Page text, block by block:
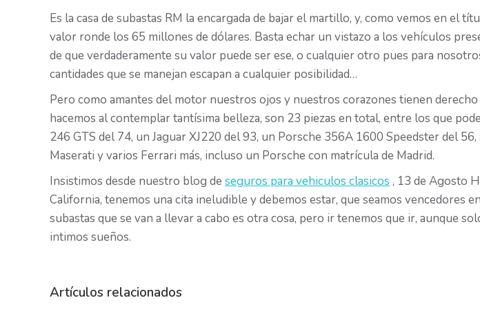
Es la casa de subastas RM la encargada de bajar el martillo, y, como vemos en el
valor ronde los 65 millones de dólares. Basta echar un vistazo a los vehículos
de que verdaderamente su valor puede ser ese, o cualquier otro pues para
cantidades que se manejan escapan a cualquier posibilidad…
Pero como amantes del motor nuestros ojos y nuestros corazones tienen derecho
hacemos al contemplar tantísima belleza, son 23 piezas en total, entre los que
246 GTS del 74, un Jaguar XJ220 del 93, un Porsche 356A 1600 Speedster del
Maserati y varios Ferrari más, incluso un Porsche con matrícula de Madrid.
Insistimos desde nuestro blog de seguros para vehiculos clasicos , 13 de Agosto
California, tenemos una cita ineludible y debemos estar, que seamos vencedores
subastas que se van a llevar a cabo es otra cosa, pero ir tenemos que ir, aunque
intimos sueños.
Artículos relacionados